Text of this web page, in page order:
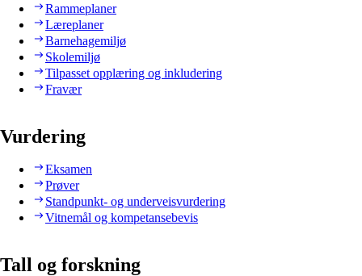
Rammeplaner
Læreplaner
Barnehagemiljø
Skolemiljø
Tilpasset opplæring og inkludering
Fravær
Vurdering
Eksamen
Prøver
Standpunkt- og underveisvurdering
Vitnemål og kompetansebevis
Tall og forskning